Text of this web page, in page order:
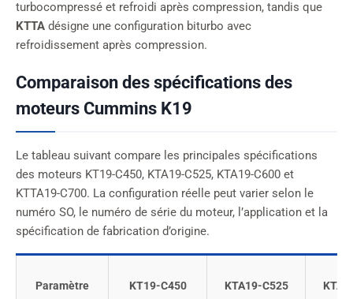
turbocompressé et refroidi après compression, tandis que
KTTA désigne une configuration biturbo avec
refroidissement après compression.
Comparaison des spécifications des
moteurs Cummins K19
Le tableau suivant compare les principales spécifications
des moteurs KT19-C450, KTA19-C525, KTA19-C600 et
KTTA19-C700. La configuration réelle peut varier selon le
numéro SO, le numéro de série du moteur, l’application et la
spécification de fabrication d’origine.
Paramètre KT19-C450 KTA19-C525